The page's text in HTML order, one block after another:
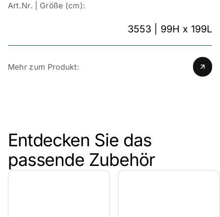
Art.Nr. | Größe (cm):
3553 | 99H x 199L
Mehr zum Produkt:
Entdecken Sie das
passende Zubehör